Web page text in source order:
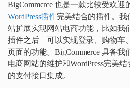
BigCommerce 也是一款比较受欢
WordPress插件完美结合的插件。我
站扩展实现网站电商功能，比如我
插件之后，可以实现登录、购物车
页面的功能。BigCommerce 具备
电商网站的维护和WordPress完美
的支付接口集成。